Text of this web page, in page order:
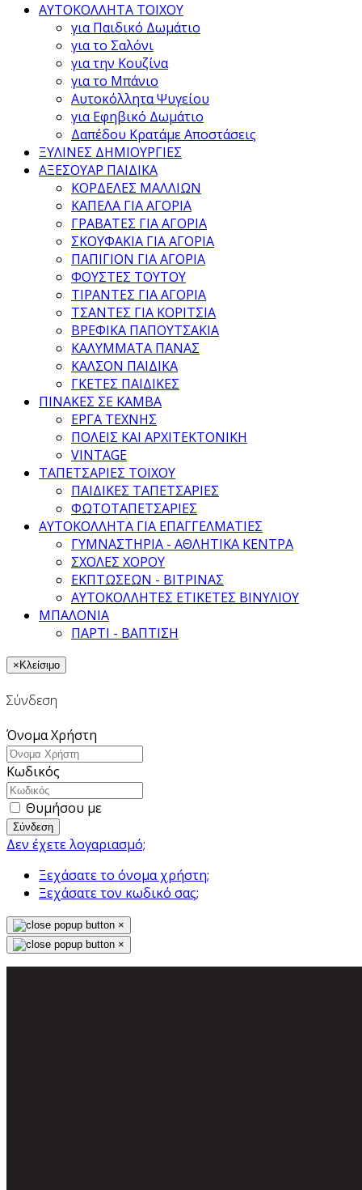
ΑΥΤΟΚΟΛΛΗΤΑ ΤΟΙΧΟΥ
για Παιδικό Δωμάτιο
για το Σαλόνι
για την Κουζίνα
για το Μπάνιο
Αυτοκόλλητα Ψυγείου
για Εφηβικό Δωμάτιο
Δαπέδου Κρατάμε Αποστάσεις
ΞΥΛΙΝΕΣ ΔΗΜΙΟΥΡΓΙΕΣ
ΑΞΕΣΟΥΑΡ ΠΑΙΔΙΚΑ
ΚΟΡΔΕΛΕΣ ΜΑΛΛΙΩΝ
ΚΑΠΕΛΑ ΓΙΑ ΑΓΟΡΙΑ
ΓΡΑΒΑΤΕΣ ΓΙΑ ΑΓΟΡΙΑ
ΣΚΟΥΦΑΚΙΑ ΓΙΑ ΑΓΟΡΙΑ
ΠΑΠΙΓΙΟΝ ΓΙΑ ΑΓΟΡΙΑ
ΦΟΥΣΤΕΣ ΤΟΥΤΟΥ
ΤΙΡΑΝΤΕΣ ΓΙΑ ΑΓΟΡΙΑ
ΤΣΑΝΤΕΣ ΓΙΑ ΚΟΡΙΤΣΙΑ
ΒΡΕΦΙΚΑ ΠΑΠΟΥΤΣΑΚΙΑ
ΚΑΛΥΜΜΑΤΑ ΠΑΝΑΣ
ΚΑΛΣΟΝ ΠΑΙΔΙΚΑ
ΓΚΕΤΕΣ ΠΑΙΔΙΚΕΣ
ΠΙΝΑΚΕΣ ΣΕ ΚΑΜΒΑ
ΕΡΓΑ ΤΕΧΝΗΣ
ΠΟΛΕΙΣ ΚΑΙ ΑΡΧΙΤΕΚΤΟΝΙΚΗ
VINTAGE
ΤΑΠΕΤΣΑΡΙΕΣ ΤΟΙΧΟΥ
ΠΑΙΔΙΚΕΣ ΤΑΠΕΤΣΑΡΙΕΣ
ΦΩΤΟΤΑΠΕΤΣΑΡΙΕΣ
ΑΥΤΟΚΟΛΛΗΤΑ ΓΙΑ ΕΠΑΓΓΕΛΜΑΤΙΕΣ
ΓΥΜΝΑΣΤΗΡΙΑ - ΑΘΛΗΤΙΚΑ ΚΕΝΤΡΑ
ΣΧΟΛΕΣ ΧΟΡΟΥ
ΕΚΠΤΩΣΕΩΝ - ΒΙΤΡΙΝΑΣ
ΑΥΤΟΚΟΛΛΗΤΕΣ ΕΤΙΚΕΤΕΣ ΒΙΝΥΛΙΟΥ
ΜΠΑΛΟΝΙΑ
ΠΑΡΤΙ - ΒΑΠΤΙΣΗ
× Κλείσιμο
Σύνδεση
Όνομα Χρήστη
Κωδικός
Θυμήσου με
Σύνδεση
Δεν έχετε λογαριασμό;
Ξεχάσατε το όνομα χρήστη;
Ξεχάσατε τον κωδικό σας;
×
×